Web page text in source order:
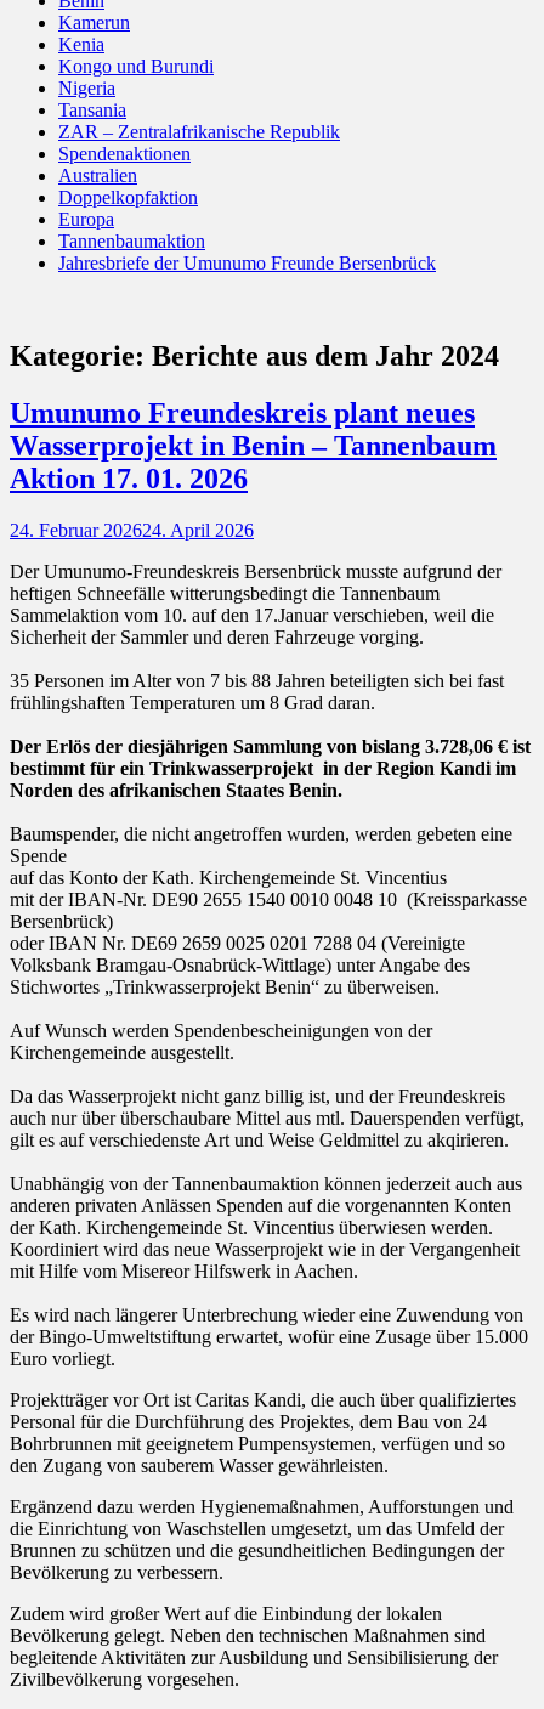
Kamerun
Kenia
Kongo und Burundi
Nigeria
Tansania
ZAR – Zentralafrikanische Republik
Spendenaktionen
Australien
Doppelkopfaktion
Europa
Tannenbaumaktion
Jahresbriefe der Umunumo Freunde Bersenbrück
Kategorie: Berichte aus dem Jahr 2024
Umunumo Freundeskreis plant neues
Wasserprojekt in Benin – Tannenbaum
Aktion 17. 01. 2026
Posted
24. Februar 202624. April 2026
Der Umunumo-Freundeskreis Bersenbrück musste aufgrund der
heftigen Schneefälle witterungsbedingt die Tannenbaum
Sammelaktion vom 10. auf den 17.Januar verschieben, weil die
Sicherheit der Sammler und deren Fahrzeuge vorging.
35 Personen im Alter von 7 bis 88 Jahren beteiligten sich bei fast
frühlingshaften Temperaturen um 8 Grad daran.
Der Erlös der diesjährigen Sammlung von bislang 3.728,06 € ist
bestimmt für ein Trinkwasserprojekt in der Region Kandi im
Norden des afrikanischen Staates Benin.
Baumspender, die nicht angetroffen wurden, werden gebeten eine
Spende
auf das Konto der Kath. Kirchengemeinde St. Vincentius
mit der IBAN-Nr. DE90 2655 1540 0010 0048 10 (Kreissparkasse
Bersenbrück)
oder IBAN Nr. DE69 2659 0025 0201 7288 04 (Vereinigte
Volksbank Bramgau-Osnabrück-Wittlage) unter Angabe des
Stichwortes „Trinkwasserprojekt Benin“ zu überweisen.
Auf Wunsch werden Spendenbescheinigungen von der
Kirchengemeinde ausgestellt.
Da das Wasserprojekt nicht ganz billig ist, und der Freundeskreis
auch nur über überschaubare Mittel aus mtl. Dauerspenden verfügt,
gilt es auf verschiedenste Art und Weise Geldmittel zu akqirieren.
Unabhängig von der Tannenbaumaktion können jederzeit auch aus
anderen privaten Anlässen Spenden auf die vorgenannten Konten
der Kath. Kirchengemeinde St. Vincentius überwiesen werden.
Koordiniert wird das neue Wasserprojekt wie in der Vergangenheit
mit Hilfe vom Misereor Hilfswerk in Aachen.
Es wird nach längerer Unterbrechung wieder eine Zuwendung von
der Bingo-Umweltstiftung erwartet, wofür eine Zusage über 15.000
Euro vorliegt.
Projektträger vor Ort ist Caritas Kandi, die auch über qualifiziertes
Personal für die Durchführung des Projektes, dem Bau von 24
Bohrbrunnen mit geeignetem Pumpensystemen, verfügen und so
den Zugang von sauberem Wasser gewährleisten.
Ergänzend dazu werden Hygienemaßnahmen, Aufforstungen und
die Einrichtung von Waschstellen umgesetzt, um das Umfeld der
Brunnen zu schützen und die gesundheitlichen Bedingungen der
Bevölkerung zu verbessern.
Zudem wird großer Wert auf die Einbindung der lokalen
Bevölkerung gelegt. Neben den technischen Maßnahmen sind
begleitende Aktivitäten zur Ausbildung und Sensibilisierung der
Zivilbevölkerung vorgesehen.